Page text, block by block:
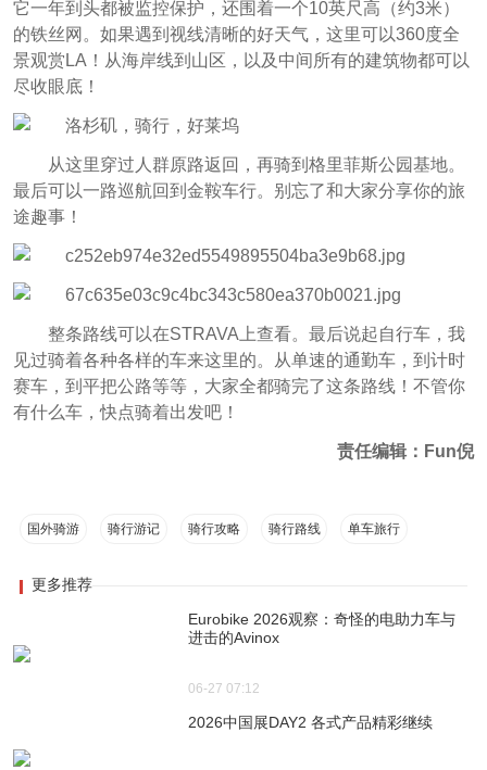
它一年到头都被监控保护，还围着一个10英尺高（约3米）
的铁丝网。如果遇到视线清晰的好天气，这里可以360度全
景观赏LA！从海岸线到山区，以及中间所有的建筑物都可以
尽收眼底！
从这里穿过人群原路返回，再骑到格里菲斯公园基地。
最后可以一路巡航回到金鞍车行。别忘了和大家分享你的旅
途趣事！
整条路线可以在STRAVA上查看。最后说起自行车，我
见过骑着各种各样的车来这里的。从单速的通勤车，到计时
赛车，到平把公路等等，大家全都骑完了这条路线！不管你
有什么车，快点骑着出发吧！
责任编辑：Fun倪
国外骑游 骑行游记 骑行攻略 骑行路线 单车旅行
更多推荐
Eurobike 2026观察：奇怪的电助力车与
进击的Avinox
06-27 07:12
2026中国展DAY2 各式产品精彩继续